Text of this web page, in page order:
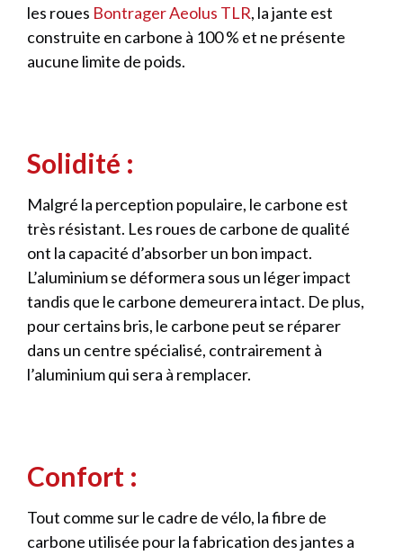
les roues Bontrager Aeolus TLR, la jante est
construite en carbone à 100 % et ne présente
aucune limite de poids.
Solidité :
Malgré la perception populaire, le carbone est
très résistant. Les roues de carbone de qualité
ont la capacité d’absorber un bon impact.
L’aluminium se déformera sous un léger impact
tandis que le carbone demeurera intact. De plus,
pour certains bris, le carbone peut se réparer
dans un centre spécialisé, contrairement à
l’aluminium qui sera à remplacer.
Confort :
Tout comme sur le cadre de vélo, la fibre de
carbone utilisée pour la fabrication des jantes a